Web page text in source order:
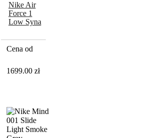
Nike Air
Force 1
Low Syna
Black White
Smoke Grey
Cena od
1699.00 zł